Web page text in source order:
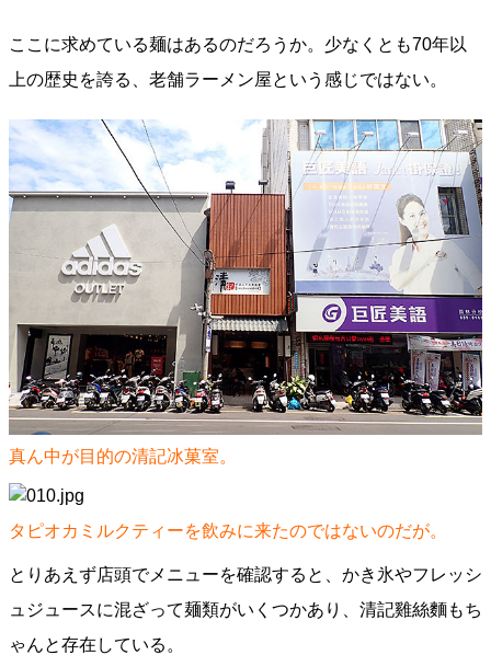
ここに求めている麺はあるのだろうか。少なくとも70年以
上の歴史を誇る、老舗ラーメン屋という感じではない。
真ん中が目的の清記冰菓室。
タピオカミルクティーを飲みに来たのではないのだが。
とりあえず店頭でメニューを確認すると、かき氷やフレッシ
ュジュースに混ざって麺類がいくつかあり、清記雞絲麵もち
ゃんと存在している。